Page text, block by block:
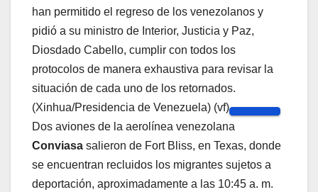
han permitido el regreso de los venezolanos y
pidió a su ministro de Interior, Justicia y Paz,
Diosdado Cabello, cumplir con todos los
protocolos de manera exhaustiva para revisar la
situación de cada uno de los retornados.
(Xinhua/Presidencia de Venezuela) (vf)
Dos aviones de la aerolínea venezolana
Conviasa salieron de Fort Bliss, en Texas, donde
se encuentran recluidos los migrantes sujetos a
deportación, aproximadamente a las 10:45 a. m.